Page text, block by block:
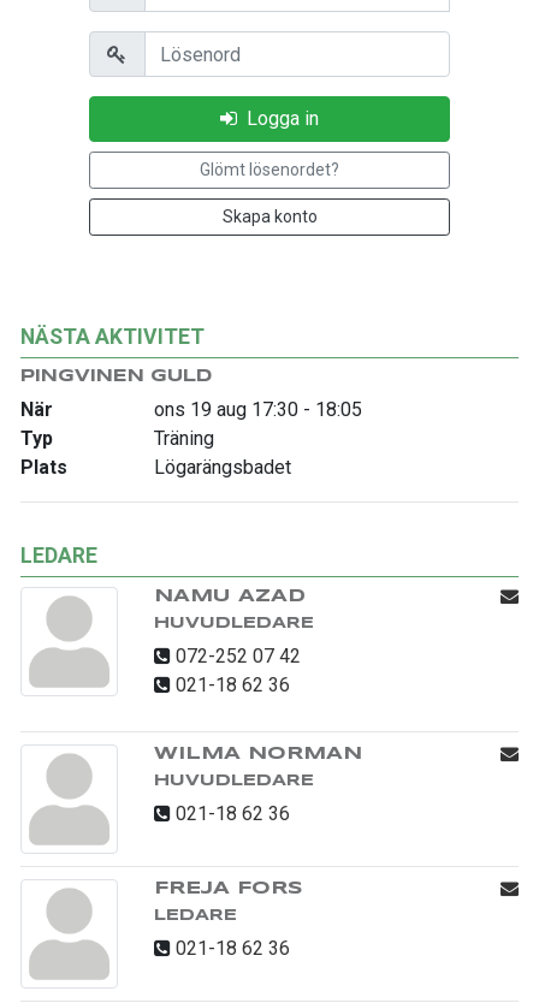
NÄSTA AKTIVITET
PINGVINEN GULD
När
ons 19 aug 17:30 - 18:05
Typ
Träning
Plats
Lögarängsbadet
LEDARE
NAMU AZAD
HUVUDLEDARE
072-252 07 42
021-18 62 36
WILMA NORMAN
HUVUDLEDARE
021-18 62 36
FREJA FORS
LEDARE
021-18 62 36
Lösenord
Logga in
Glömt lösenordet?
Skapa konto